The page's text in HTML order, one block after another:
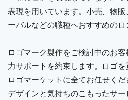
表現を用いています。小売、物
ーバルなどの職種へおすすめのロ
ロゴマーク製作をご検討中のお
力サポートを約束します。ロゴ
ロゴマーケットに全てお任せく
デザインと気持ちのこもったサ